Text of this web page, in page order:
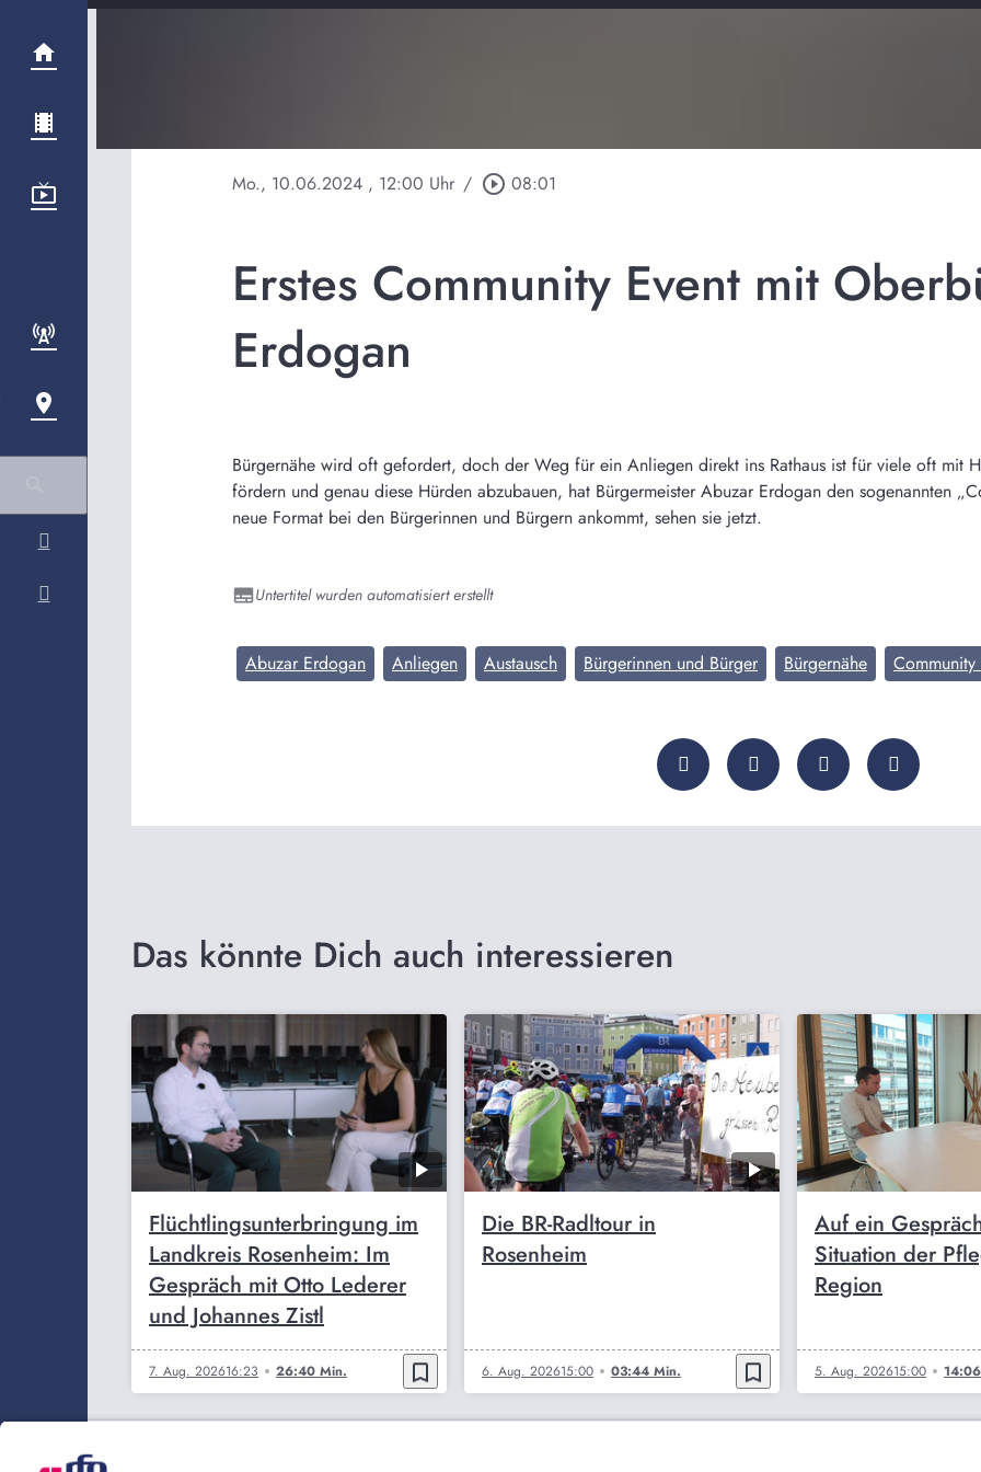
Mo., 10.06.2024 , 12:00 Uhr / play_circle_outline 08:01
Erstes Community Event mit
Erdogan
Bürgernähe wird oft gefordert, doch der Weg für ein Anliegen direkt ins Rathaus ist für viele oft mit
fördern und genau diese Hürden abzubauen, hat Bürgermeister Abuzar Erdogan den sogenannten
neue Format bei den Bürgerinnen und Bürgern ankommt, sehen sie jetzt.
Untertitel wurden automatisiert erstellt
Abuzar Erdogan Anliegen Austausch Bürgerinnen und Bürger Bürgernähe Community
Das könnte Dich auch interessieren
Flüchtlingsunterbringung im
Landkreis Rosenheim: Im
Gespräch mit Otto Lederer
und Johannes Zistl
7. Aug. 202616:23 26:40 Min. bookmark_border
Die BR-Radltour in
Rosenheim
6. Aug. 202615:00 03:44 Min. bookmark_border
Auf ein
Situation der
Region
5. Aug. 202615:00